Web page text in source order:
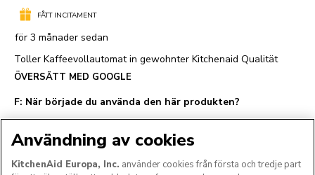
Användning av cookies
KitchenAid Europa, Inc. använder cookies från första och tredje part